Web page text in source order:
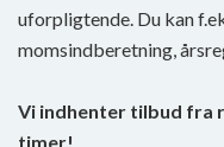
uforpligtende. Du kan
momsindberetning,
Vi indhenter tilbud fra
timer!